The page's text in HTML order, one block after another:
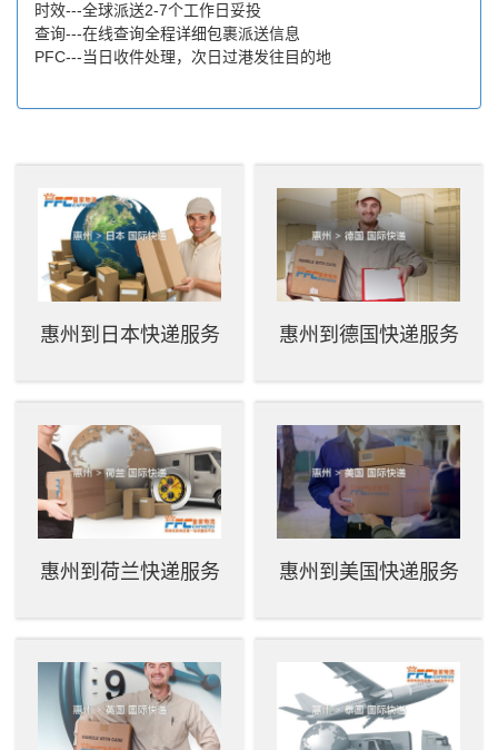
时效---全球派送2-7个工作日妥投
查询---在线查询全程详细包裹派送信息
PFC---当日收件处理，次日过港发往目的地
惠州到日本快递服务 惠州到德国快递服务
惠州到荷兰快递服务 惠州到美国快递服务